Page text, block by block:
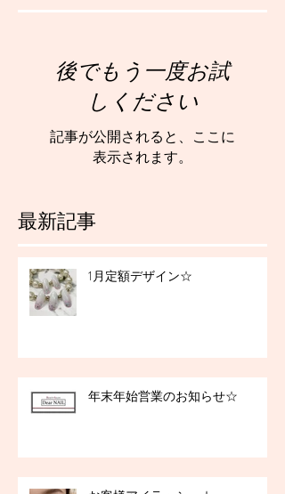
最新記事
後でもう一度お試
しください
記事が公開されると、ここに
表示されます。
1月定額デザイン☆
年末年始営業のお知らせ☆